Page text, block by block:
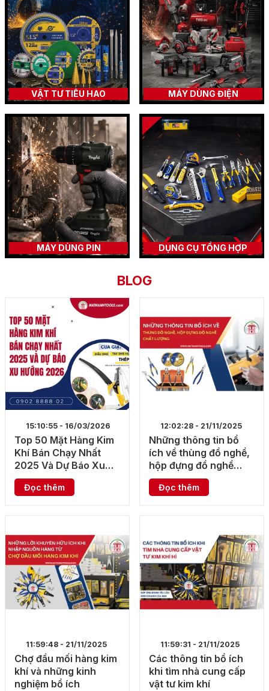
VẬT TƯ TIÊU HAO MÁY DÙNG ĐIỆN
MÁY DÙNG PIN DỤNG CỤ TỔNG HỢP
BLOG
15:10:55 - 16/03/2026
Top 50 Mặt Hàng Kim
Khí Bán Chạy Nhất
2025 Và Dự Báo Xu
Hướng 2026
Đọc thêm
12:02:28 - 21/11/2025
Những thông tin bổ
ích về thùng đồ nghề,
hộp đựng đồ nghề
chất lượng
Đọc thêm
11:59:48 - 21/11/2025
Chợ đầu mối hàng kim
khí và những kinh
nghiệm bổ ích
11:59:31 - 21/11/2025
Các thông tin bổ ích
khi tìm nhà cung cấp
vật tư kim khí